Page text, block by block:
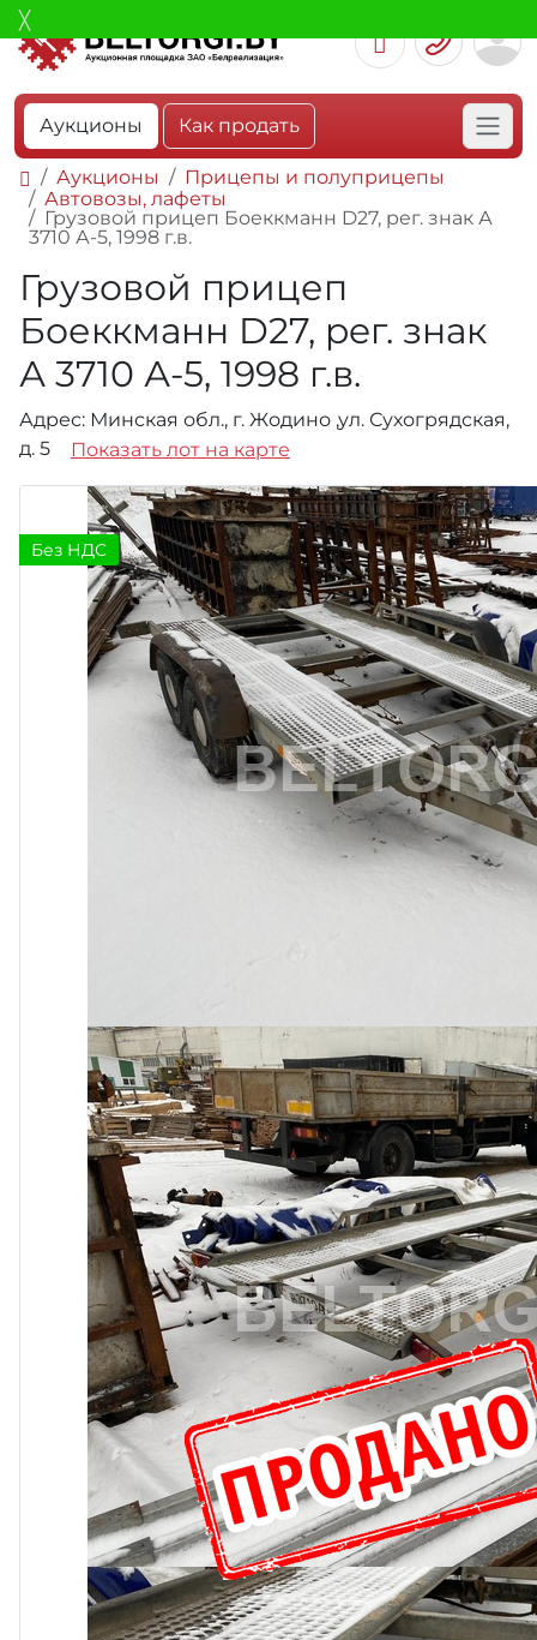
Аукционы Как продать
Аукционы
Прицепы и полуприцепы
Автовозы, лафеты
Грузовой прицеп Боеккманн D27, peг. знак А
3710 А-5, 1998 г.в.
Грузовой прицеп
Боеккманн D27, peг. знак
А 3710 А-5, 1998 г.в.
Адрес: Минская обл., г. Жодино ,ул. Сухогрядская,
д. 5
Показать лот на карте
Без НДС